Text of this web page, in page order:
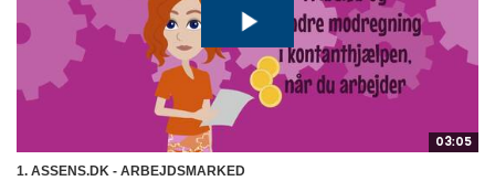
03:05
1. ASSENS.DK - ARBEJDSMARKED